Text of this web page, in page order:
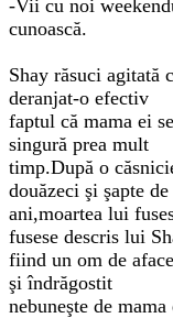
-Vii cu noi
cunoască.
Shay răsuci agitată
deranjat-o efectiv
faptul că mama ei
singură prea mult
timp.După o
douăzeci şi şapte de
ani,moartea lui
fusese descris lui
fiind un om de
şi îndrăgostit
nebuneşte de